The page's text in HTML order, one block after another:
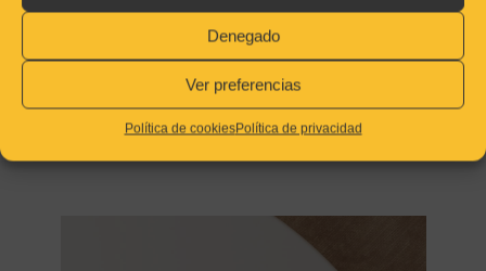
Denegado
Ver preferencias
Política de cookiesPolítica de privacidad
dificultades y costes desde el inicio.
Licencias y documentación
inicial al día.